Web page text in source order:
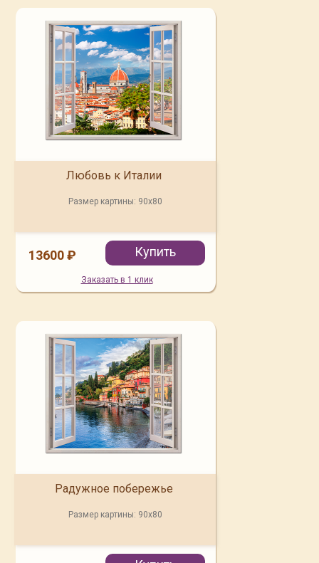
Любовь к Италии
Размер картины: 90x80
13600 ₽ Купить
Заказать в 1 клик
Радужное побережье
Размер картины: 90x80